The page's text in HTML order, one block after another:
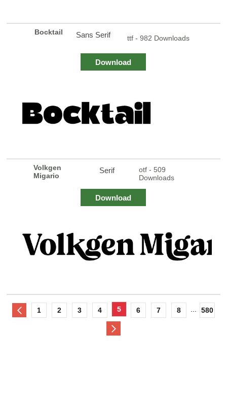
Bocktail Sans Serif ttf - 982 Downloads
Download
Volkgen
Migario
Serif
otf - 509
Downloads
Download
1 2 3 4 5 6 7 8 580